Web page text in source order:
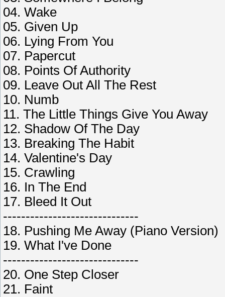
04. Wake
05. Given Up
06. Lying From You
07. Papercut
08. Points Of Authority
09. Leave Out All The Rest
10. Numb
11. The Little Things Give You Away
12. Shadow Of The Day
13. Breaking The Habit
14. Valentine's Day
15. Crawling
16. In The End
17. Bleed It Out
------------------------------
18. Pushing Me Away (Piano Version)
19. What I've Done
------------------------------
20. One Step Closer
21. Faint